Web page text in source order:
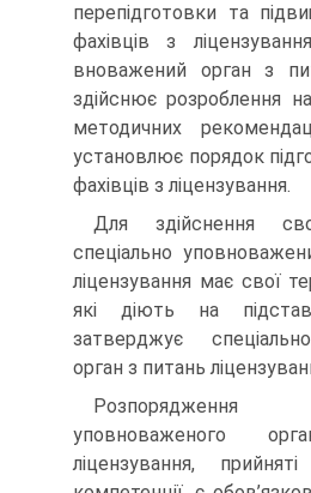
перепідготовки та
фахівців з
вноважений орган з
здійснює розроб­лення
методичних
установлює порядок
фа­хівців з ліцензування.
Для здійснення
спеціально
ліцензування має свої
які діють на
затверджує
орган з питань
уповноваженого
ліцензування,